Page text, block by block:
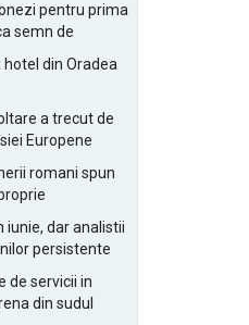
pentru prima
semn de
din Oradea
a trecut de
Europene
romani spun
iunie, dar analistii
persistente
de servicii in
din sudul